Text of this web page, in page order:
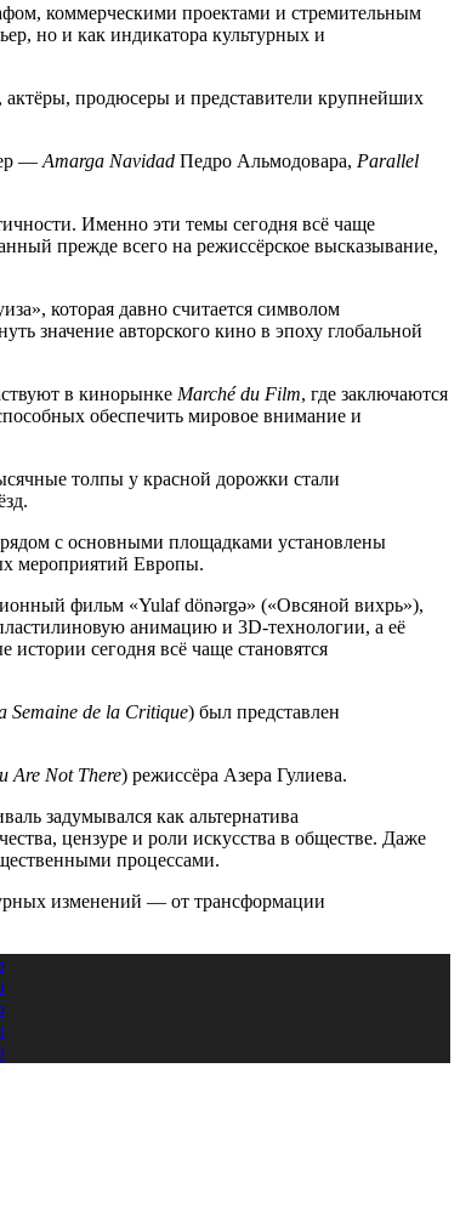
коммерческими проектами и стремительным
но и как индикатора культурных и
продюсеры и представители крупнейших
— Amarga Navidad Педро Альмодовара, Parallel
Именно эти темы сегодня всё чаще
прежде всего на режиссёрское высказывание,
которая давно считается символом
значение авторского кино в эпоху глобальной
в кинорынке Marché du Film, где заключаются
обеспечить мировое внимание и
толпы у красной дорожки стали
с основными площадками установлены
мероприятий Европы.
фильм «Yulaf dönərgə» («Овсяной вихрь»),
анимацию и 3D-технологии, а её
сегодня всё чаще становятся
Semaine de la Critique) был представлен
Are Not There) режиссёра Азера Гулиева.
задумывался как альтернатива
цензуре и роли искусства в обществе. Даже
процессами.
изменений — от трансформации